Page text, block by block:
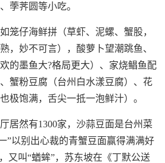
荸荠圆等小吃。
笼仔海鲜拼（草虾、泥螺、蟹股，
，妙不可言），酸萝卜望潮跳鱼、
的墨鱼大?格局更大）、家烧鲳鱼配
蟹粉豆腐（台州白水漾豆腐）、花
极饱满，舌尖一抵一泡鲜汁）。
居然有1300家，沙蒜豆面是台州菜
”以别出心裁的青蟹豆面赢得满满好
又叫“蝤蛑”，苏东坡在《丁默公送